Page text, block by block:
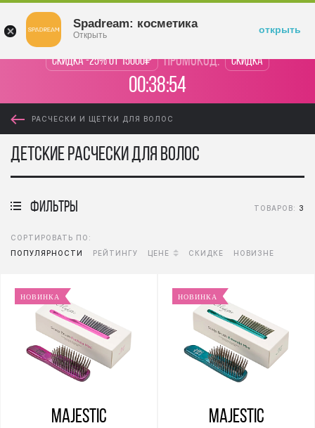
Скидка -25% от 15000₽ промокод: Скидка
00:38:54
РАСЧЕСКИ И ЩЕТКИ ДЛЯ ВОЛОС
Детские расчески для волос
фильтры ТОВАРОВ: 3
СОРТИРОВАТЬ ПО:
ПОПУЛЯРНОСТИ
РЕЙТИНГУ ЦЕНЕ СКИДКЕ НОВИЗНЕ
НОВИНКА
Majestic
НОВИНКА
Majestic
Spadream: косметика
Открыть открыть